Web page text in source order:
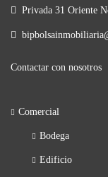
Privada 31 Oriente
Contactar con nosotros
Comercial
Bodega
Edificio